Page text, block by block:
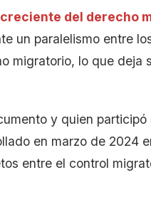
del derecho
un paralelismo entre
migratorio, lo que deja
y quien participó
en marzo de 2024
entre el control